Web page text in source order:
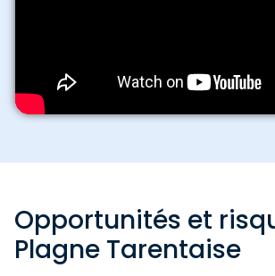
Opportunités et
Plagne Tarentaise